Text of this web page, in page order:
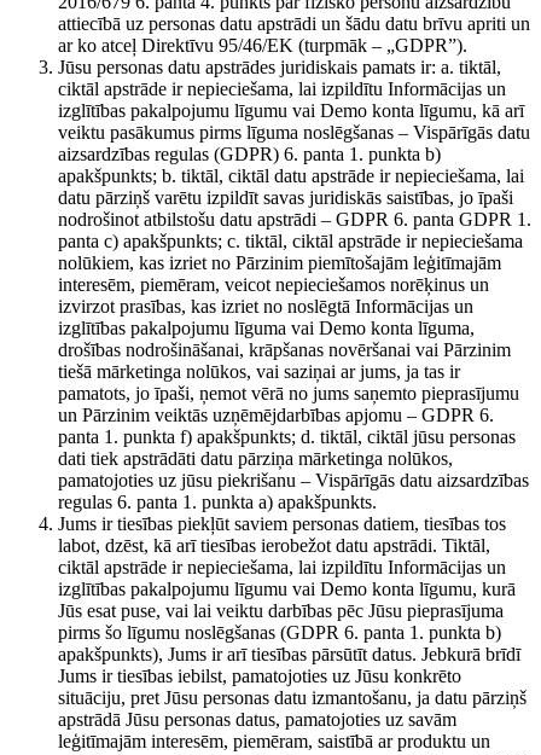
attiecībā uz personas datu apstrādi un šādu datu brīvu apriti un
ar ko atceļ Direktīvu 95/46/EK (turpmāk – „GDPR”).
Jūsu personas datu apstrādes juridiskais pamats ir: a. tiktāl,
ciktāl apstrāde ir nepieciešama, lai izpildītu Informācijas un
izglītības pakalpojumu līgumu vai Demo konta līgumu, kā arī
veiktu pasākumus pirms līguma noslēgšanas – Vispārīgās datu
aizsardzības regulas (GDPR) 6. panta 1. punkta b)
apakšpunkts; b. tiktāl, ciktāl datu apstrāde ir nepieciešama, lai
datu pārziņš varētu izpildīt savas juridiskās saistības, jo īpaši
nodrošinot atbilstošu datu apstrādi – GDPR 6. panta GDPR 1.
panta c) apakšpunkts; c. tiktāl, ciktāl apstrāde ir nepieciešama
nolūkiem, kas izriet no Pārzinim piemītošajām leģitīmajām
interesēm, piemēram, veicot nepieciešamos norēķinus un
izvirzot prasības, kas izriet no noslēgtā Informācijas un
izglītības pakalpojumu līguma vai Demo konta līguma,
drošības nodrošināšanai, krāpšanas novēršanai vai Pārzinim
tiešā mārketinga nolūkos, vai saziņai ar jums, ja tas ir
pamatots, jo īpaši, ņemot vērā no jums saņemto pieprasījumu
un Pārzinim veiktās uzņēmējdarbības apjomu – GDPR 6.
panta 1. punkta f) apakšpunkts; d. tiktāl, ciktāl jūsu personas
dati tiek apstrādāti datu pārziņa mārketinga nolūkos,
pamatojoties uz jūsu piekrišanu – Vispārīgās datu aizsardzības
regulas 6. panta 1. punkta a) apakšpunkts.
Jums ir tiesības piekļūt saviem personas datiem, tiesības tos
labot, dzēst, kā arī tiesības ierobežot datu apstrādi. Tiktāl,
ciktāl apstrāde ir nepieciešama, lai izpildītu Informācijas un
izglītības pakalpojumu līgumu vai Demo konta līgumu, kurā
Jūs esat puse, vai lai veiktu darbības pēc Jūsu pieprasījuma
pirms šo līgumu noslēgšanas (GDPR 6. panta 1. punkta b)
apakšpunkts), Jums ir arī tiesības pārsūtīt datus. Jebkurā brīdī
Jums ir tiesības iebilst, pamatojoties uz Jūsu konkrēto
situāciju, pret Jūsu personas datu izmantošanu, ja datu pārziņš
apstrādā Jūsu personas datus, pamatojoties uz savām
leģitīmajām interesēm, piemēram, saistībā ar produktu un